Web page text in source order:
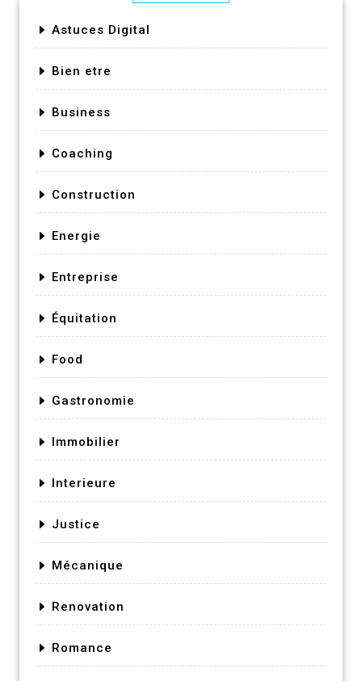
Astuces Digital
Bien etre
Business
Coaching
Construction
Energie
Entreprise
Équitation
Food
Gastronomie
Immobilier
Interieure
Justice
Mécanique
Renovation
Romance